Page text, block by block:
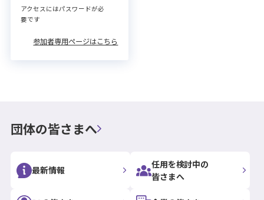
アクセスにはパスワードが必
要です
参加者専用ページはこちら
団体の皆さまへ
最新情報
任用を検討中の
皆さまへ